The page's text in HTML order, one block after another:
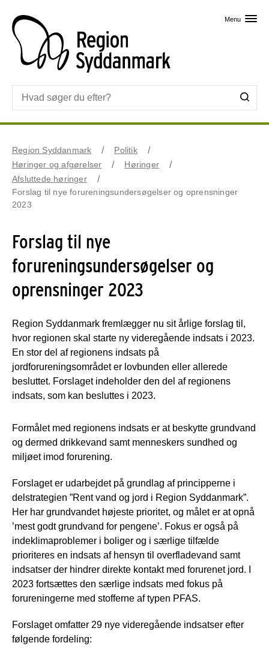
Menu
Region Syddanmark
Politik
Høringer og afgørelser
Høringer
Afsluttede høringer
Forslag til nye forureningsundersøgelser og oprensninger
2023
Forslag til nye
forureningsundersøgelser og
oprensninger 2023
Region Syddanmark fremlægger nu sit årlige forslag til,
hvor regionen skal starte ny videregående indsats i 2023.
En stor del af regionens indsats på
jordforureningsområdet er lovbunden eller allerede
besluttet. Forslaget indeholder den del af regionens
indsats, som kan besluttes i 2023.
Formålet med regionens indsats er at beskytte grundvand
og dermed drikkevand samt menneskers sundhed og
miljøet imod forurening.
Forslaget er udarbejdet på grundlag af principperne i
delstrategien ”Rent vand og jord i Region Syddanmark”.
Her har grundvandet højeste prioritet, og målet er at opnå
’mest godt grundvand for pengene’. Fokus er også på
indeklimaproblemer i boliger og i særlige tilfælde
prioriteres en indsats af hensyn til overfladevand samt
indsatser der hindrer direkte kontakt med forurenet jord. I
2023 fortsættes den særlige indsats med fokus på
forureningerne med stofferne af typen PFAS.
Forslaget omfatter 29 nye videregående indsatser efter
følgende fordeling: